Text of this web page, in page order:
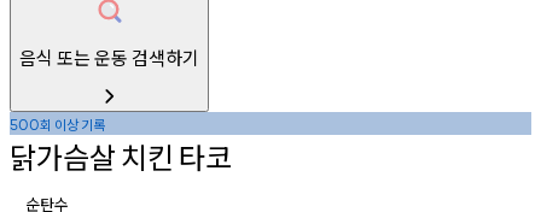
음식 또는 운동 검색하기
500회 이상기록
닭가슴살치킨 타코
순탄수